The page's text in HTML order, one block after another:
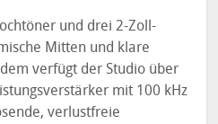
und drei 2-Zoll-
Mitten und klare
verfügt der Studio über
mit 100 kHz
verlustfreie